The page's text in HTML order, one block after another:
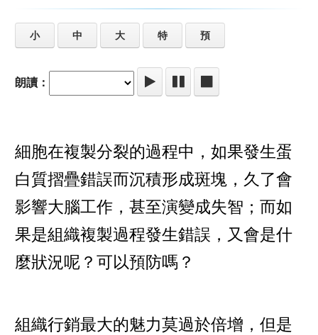
小 中 大 特 預
朗讀：
細胞在複製分裂的過程中，如果發生蛋
白質摺疊錯誤而沉積形成斑塊，久了會
影響大腦工作，甚至演變成失智；而如
果是組織複製過程發生錯誤，又會是什
麼狀況呢？可以預防嗎？
組織行銷最大的魅力莫過於倍增，但是